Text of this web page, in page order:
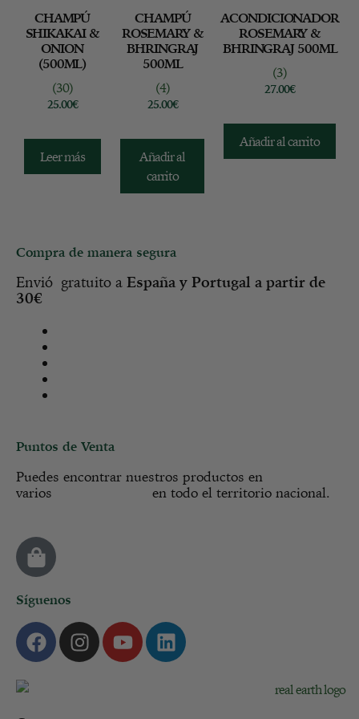
CHAMPÚ
SHIKAKAI &
ONION
(500ML)
(30)
25.00€
Leer más
CHAMPÚ
ROSEMARY &
BHRINGRAJ
500ML
(4)
25.00€
Añadir al
carrito
ACONDICIONADOR
ROSEMARY &
BHRINGRAJ 500ML
(3)
27.00€
Añadir al carrito
Compra de manera segura
Envió gratuito a España y Portugal a partir de
30€
Puntos de Venta
Puedes encontrar nuestros productos en
varios
en todo el territorio nacional.
Síguenos